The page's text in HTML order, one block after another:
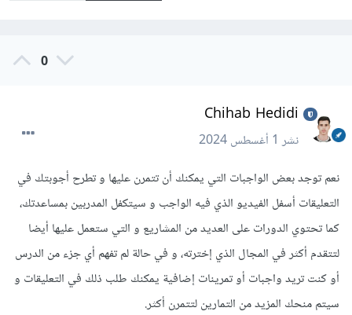
0
Chihab Hedidi
نشر1 أغسطس 2024
نعم توجد بعض الواجبات التي يمكنك أن تتمرن عليها و تطرح أجوبتك في
التعليقات أسفل الفيديو الذي فيه الواجب و سيتكفل المدربين بمساعدتك،
كما تحتوي الدورات على العديد من المشاريع و التي ستعمل عليها أيضا
لتتقدم أكثر في المجال الذي إخترته، و في حالة لم تفهم أي جزء من الدرس
أو كنت تريد واجبات أو تمرينات إضافية يمكنك طلب ذلك في التعليقات و
سيتم منحك المزيد من التمارين لتتمرن أكثر.